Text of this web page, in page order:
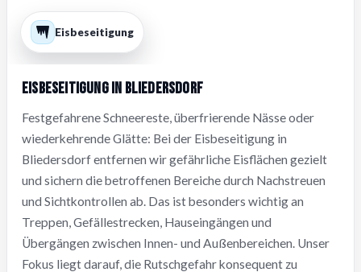
Eisbeseitigung
Eisbeseitigung in Bliedersdorf
Festgefahrene Schneereste, überfrierende Nässe oder
wiederkehrende Glätte: Bei der Eisbeseitigung in
Bliedersdorf entfernen wir gefährliche Eisflächen gezielt
und sichern die betroffenen Bereiche durch Nachstreuen
und Sichtkontrollen ab. Das ist besonders wichtig an
Treppen, Gefällestrecken, Hauseingängen und
Übergängen zwischen Innen- und Außenbereichen. Unser
Fokus liegt darauf, die Rutschgefahr konsequent zu